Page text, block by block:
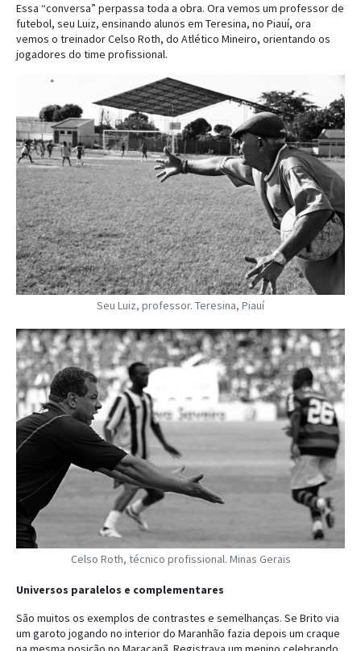
Essa “conversa” perpassa toda a obra. Ora vemos um professor de
futebol, seu Luiz, ensinando alunos em Teresina, no Piauí, ora
vemos o treinador Celso Roth, do Atlético Mineiro, orientando os
jogadores do time profissional.
Seu Luiz, professor. Teresina, Piauí
Celso Roth, técnico profissional. Minas Gerais
Universos paralelos e complementares
São muitos os exemplos de contrastes e semelhanças. Se Brito via
um garoto jogando no interior do Maranhão fazia depois um craque